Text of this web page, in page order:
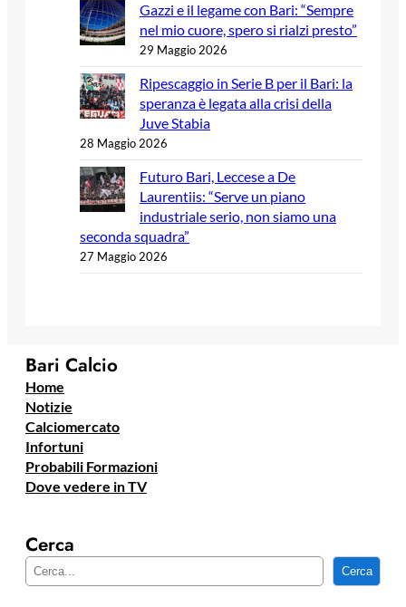
Gazzi e il legame con Bari: “Sempre
nel mio cuore, spero si rialzi presto”
29 Maggio 2026
Ripescaggio in Serie B per il Bari: la
speranza è legata alla crisi della
Juve Stabia
28 Maggio 2026
Futuro Bari, Leccese a De
Laurentiis: “Serve un piano
industriale serio, non siamo una
seconda squadra”
27 Maggio 2026
Bari Calcio
Home
Notizie
Calciomercato
Infortuni
Probabili Formazioni
Dove vedere in TV
Cerca
e
Cerca